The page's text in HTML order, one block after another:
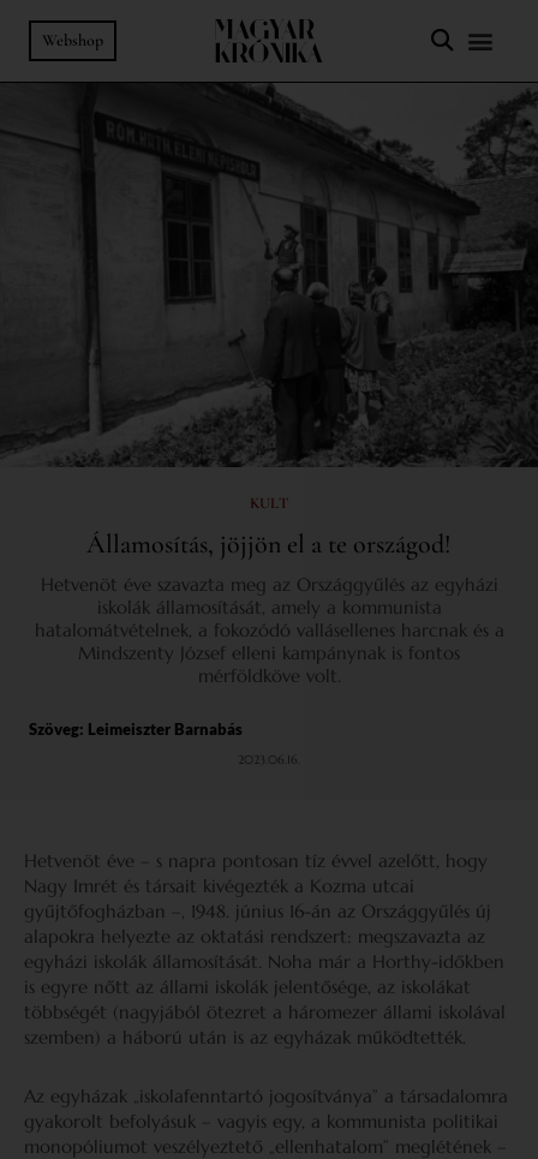
Webshop
KULT
Államosítás, jöjjön el a te országod!
Hetvenöt éve szavazta meg az Országgyűlés az egyházi
iskolák államosítását, amely a kommunista
hatalomátvételnek, a fokozódó vallásellenes harcnak és a
Mindszenty József elleni kampánynak is fontos
mérföldköve volt.
Szöveg: Leimeiszter Barnabás
2023.06.16.
Hetvenöt éve – s napra pontosan tíz évvel azelőtt, hogy
Nagy Imrét és társait kivégezték a Kozma utcai
gyűjtőfogházban –, 1948. június 16-án az Országgyűlés új
alapokra helyezte az oktatási rendszert: megszavazta az
egyházi iskolák államosítását. Noha már a Horthy-időkben
is egyre nőtt az állami iskolák jelentősége, az iskolákat
többségét (nagyjából ötezret a háromezer állami iskolával
szemben) a háború után is az egyházak működtették.
Az egyházak „iskolafenntartó jogosítványa” a társadalomra
gyakorolt befolyásuk – vagyis egy, a kommunista politikai
monopóliumot veszélyeztető „ellenhatalom” meglétének –